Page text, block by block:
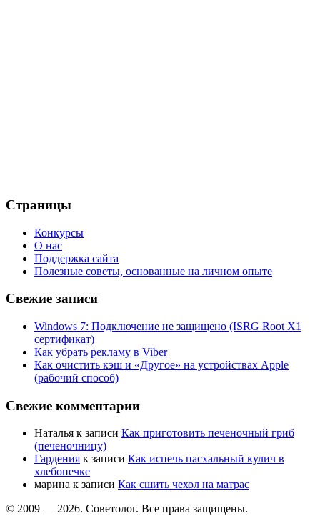
Страницы
Конкурсы
О нас
Поддержка сайта
Полезные советы, основанные на личном опыте
Свежие записи
Windows 7: Подключение не защищено (ISRG Root X1
сертификат)
Как убрать рекламу в Viber
Как очистить кэш и «Другое» на устройствах Apple
(рабочий способ)
Свежие комментарии
Наталья к записи Как приготовить печеночный гриб
(печеночницу)
Гардения к записи Как испечь пасхальный кулич в
хлебопечке
марина к записи Как сшить чехол на матрас
© 2009 — 2026. Советолог. Все права защищены.